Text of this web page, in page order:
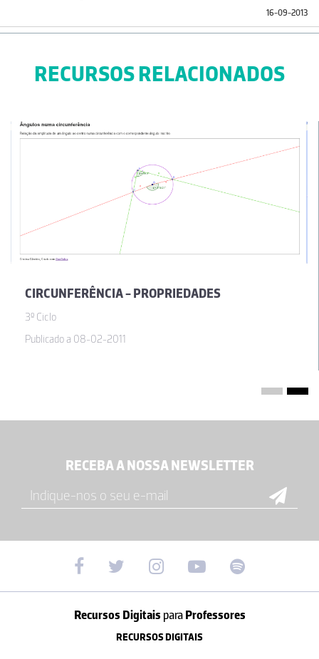
16-09-2013
RECURSOS RELACIONADOS
CIRCUNFERÊNCIA - PROPRIEDADES
3º Ciclo
Publicado a 08-02-2011
RECEBA A NOSSA NEWSLETTER
Recursos Digitais paraProfessores
RECURSOS DIGITAIS